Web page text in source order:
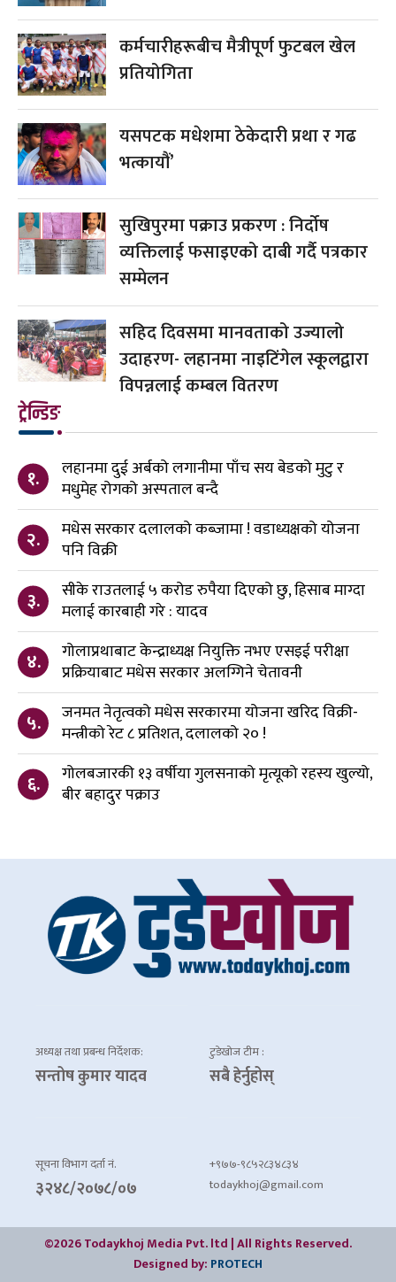
कर्मचारीहरूबीच मैत्रीपूर्ण फुटबल खेल
प्रतियोगिता
यसपटक मधेशमा ठेकेदारी प्रथा र गढ
भत्कायौं’
सुखिपुरमा पक्राउ प्रकरण : निर्दोष
व्यक्तिलाई फसाइएको दाबी गर्दै पत्रकार
सम्मेलन
सहिद दिवसमा मानवताको उज्यालो
उदाहरण- लहानमा नाइटिंगेल स्कूलद्वारा
विपन्नलाई कम्बल वितरण
ट्रेन्डिङ
१.
लहानमा दुई अर्बको लगानीमा पाँच सय बेडको मुटु र
मधुमेह रोगको अस्पताल बन्दै
२.
मधेस सरकार दलालको कब्जामा ! वडाध्यक्षको योजना
पनि विक्री
३.
सीके राउतलाई ५ करोड रुपैया दिएको छु, हिसाब माग्दा
मलाई कारबाही गरे : यादव
४.
गोलाप्रथाबाट केन्द्राध्यक्ष नियुक्ति नभए एसइई परीक्षा
प्रक्रियाबाट मधेस सरकार अलग्गिने चेतावनी
५.
जनमत नेतृत्वको मधेस सरकारमा योजना खरिद विक्री-
मन्त्रीको रेट ८ प्रतिशत, दलालको २० !
६.
गोलबजारकी १३ वर्षीया गुलसनाको मृत्यूको रहस्य खुल्यो,
बीर बहादुर पक्राउ
अध्यक्ष तथा प्रबन्ध निर्देशक:
सन्तोष कुमार यादव
टुडेखोज टीम :
सबै हेर्नुहोस्
सूचना विभाग दर्ता नं.
३२४८/२०७८/०७
+९७७-९८५२८३४८३४
todaykhoj@gmail.com
©2026 Todaykhoj Media Pvt. ltd | All Rights Reserved.
Designed by: PROTECH